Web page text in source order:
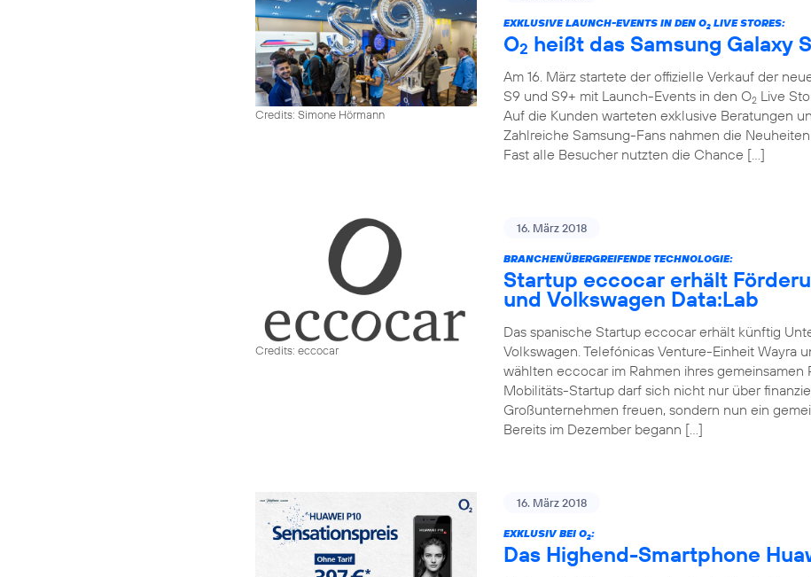
Credits: Simone Hörmann
EXKLUSIVE LAUNCH-EVENTS IN DEN O2 LIVE STORES:
O2 heißt das Samsung Galaxy
Am 16. März startete der offizielle Verkauf der
S9 und S9+ mit Launch-Events in den O2 Live
Auf die Kunden warteten exklusive Beratungen
Zahlreiche Samsung-Fans nahmen die
Fast alle Besucher nutzten die Chance […]
Credits: eccocar
16. März 2018
BRANCHENÜBERGREIFENDE TECHNOLOGIE:
Startup eccocar erhält
und Volkswagen Data:Lab
Das spanische Startup eccocar erhält künftig
Volkswagen. Telefónicas Venture-Einheit Wayra
wählten eccocar im Rahmen ihres gemeinsamen
Mobilitäts-Startup darf sich nicht nur über
Großunternehmen freuen, sondern nun ein
Bereits im Dezember begann […]
16. März 2018
EXKLUSIV BEI O2:
Das Highend-Smartphone